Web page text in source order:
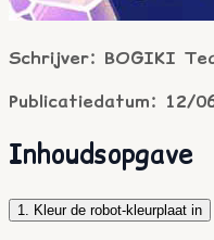
Schrijver: BOGIKI
Publicatiedatum: 12/
Inhoudsopgave
1. Kleur de robot-kleurplaat in